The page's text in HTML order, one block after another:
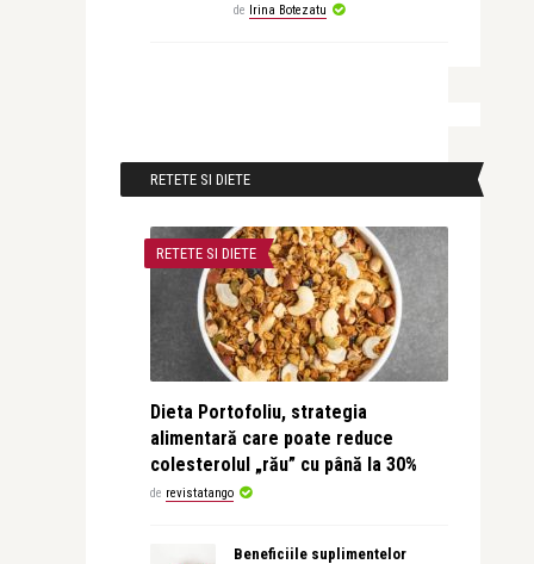
de Irina Botezatu
RETETE SI DIETE
RETETE SI DIETE
Dieta Portofoliu, strategia
alimentară care poate reduce
colesterolul „rău” cu până la 30%
de revistatango
Beneficiile suplimentelor